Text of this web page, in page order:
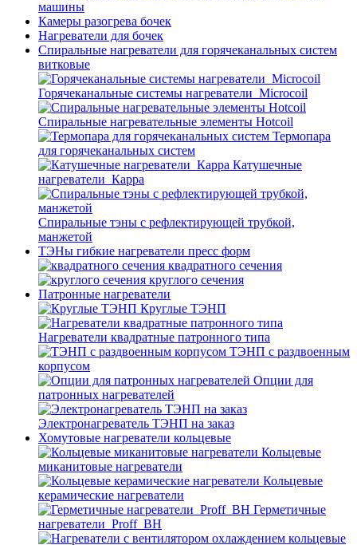
машины
Камеры разогрева бочек
Нагреватели для бочек
Спиральные нагреватели для горячеканальных систем
витковые
Горячеканальные системы нагреватели_Microcoil
Спиральные нагревательные элементы Hotcoil
Термопара
для горячеканальных систем
Катушечные
нагреватели_Карра
Спиральные тэны с рефлектирующей трубкой,
манжетой
ТЭНы гибкие нагреватели пресс форм
квадратного сечения
круглого сечения
Патронные нагреватели
Круглые ТЭНП
Нагреватели квадратные патронного типа
ТЭНП с раздвоенным
корпусом
Опции для
патронных нагревателей
Электронагреватель ТЭНП на заказ
Хомутовые нагреватели кольцевые
Кольцевые
миканитовые нагреватели
Кольцевые
керамические нагреватели
Герметичные
нагреватели_Proff_BH